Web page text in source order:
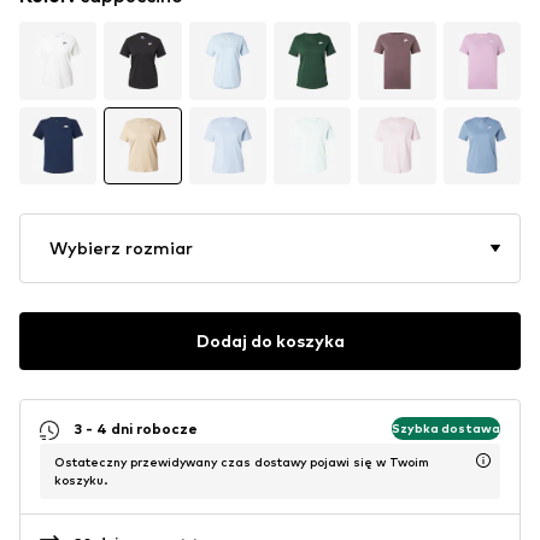
Wybierz rozmiar
Dodaj do koszyka
3 - 4 dni robocze Szybka dostawa
Ostateczny przewidywany czas dostawy pojawi się w Twoim
koszyku.